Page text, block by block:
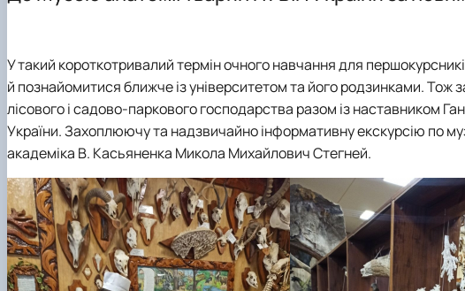
Лабораторії
Робочі
Тематика
Підручники, навчальні посібники, монографії
Київська
Сертифікатні програми
У такий короткотривалий термін очного навчання для
й познайомитися ближче із університетом та його родзинками. Тож
лісового і садово-паркового господарства разом із наставником
України. Захоплюючу та надзвичайно інформативну екскурсію по
академіка В. Касьяненка Микола Михайлович Стегней.